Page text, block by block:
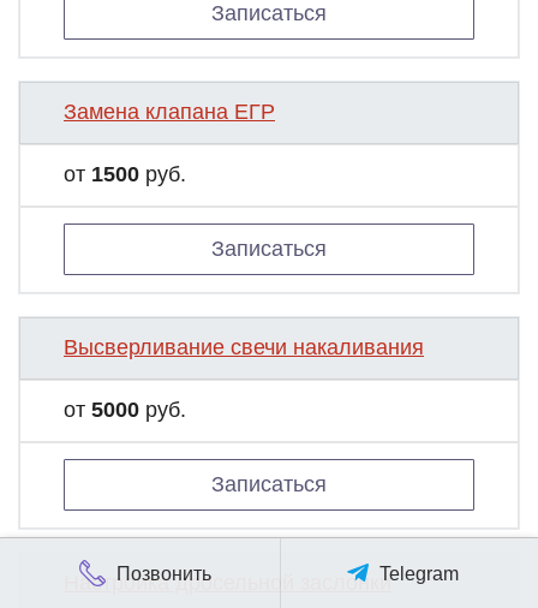
Записаться
Замена клапана ЕГР
от 1500 руб.
Записаться
Высверливание свечи накаливания
от 5000 руб.
Записаться
Настройка дросельной заслонки
Позвонить Telegram